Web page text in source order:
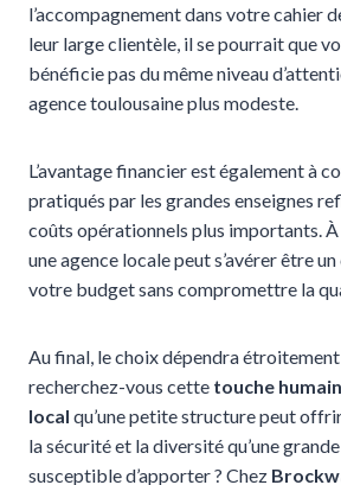
l’accompagnement dans votre cahier
leur large clientèle, il se pourrait que
bénéficie pas du même niveau
agence toulousaine plus modeste.
L’avantage financier est également à
pratiqués par les grandes enseignes
coûts opérationnels plus importants.
une agence locale peut s’avérer être
votre budget sans compromettre la
Au final, le choix dépendra
recherchez-vous cette touche
local qu’une petite structure peut
la sécurité et la diversité qu’une
susceptible d’apporter ? Chez